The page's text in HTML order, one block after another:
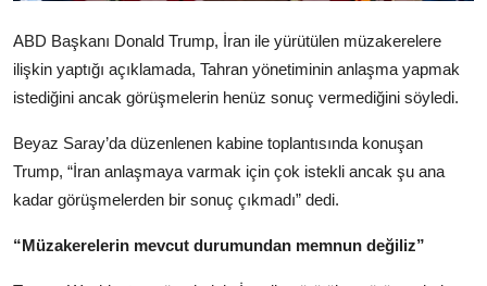
ABD Başkanı Donald Trump, İran ile yürütülen müzakerelere
ilişkin yaptığı açıklamada, Tahran yönetiminin anlaşma yapmak
istediğini ancak görüşmelerin henüz sonuç vermediğini söyledi.
Beyaz Saray’da düzenlenen kabine toplantısında konuşan
Trump, “İran anlaşmaya varmak için çok istekli ancak şu ana
kadar görüşmelerden bir sonuç çıkmadı” dedi.
“Müzakerelerin mevcut durumundan memnun değiliz”